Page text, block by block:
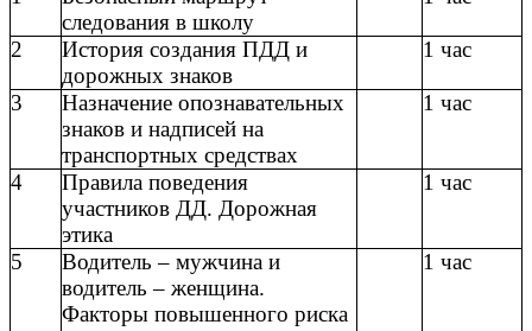
следования в школу
2
История создания ПДД и
дорожных знаков
1 час
3
Назначение опознавательных
знаков и надписей на
транспортных средствах
1 час
4
Правила поведения
участников ДД. Дорожная
этика
1 час
5
Водитель – мужчина и
водитель – женщина.
Факторы повышенного риска
1 час